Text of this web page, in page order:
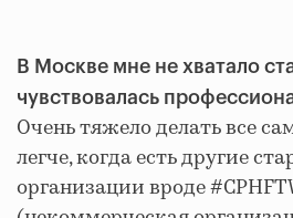
В Москве мне не хватало
чувствовалась
Очень тяжело делать все
легче, когда есть другие
организации вроде